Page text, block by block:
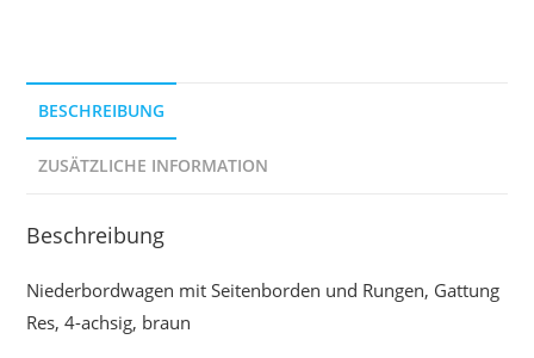
BESCHREIBUNG
ZUSÄTZLICHE INFORMATION
Beschreibung
Niederbordwagen mit Seitenborden und Rungen, Gattung
Res, 4-achsig, braun